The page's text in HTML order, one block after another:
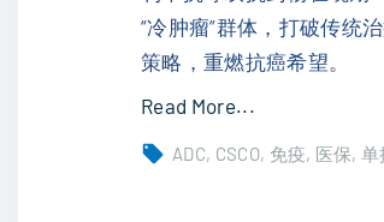
宫
内
膜
癌
“冷肿瘤”群体，打破传统
策略，重燃抗癌希望。
Read More..."
ADC CSCO 免疫 医保 单